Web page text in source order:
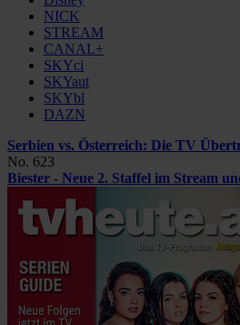
NICK
STREAM
CANAL+
SKYci
SKYaut
SKYbl
DAZN
Serbien vs. Österreich: Die TV
No. 623
Biester - Neue 2. Staffel im Stream